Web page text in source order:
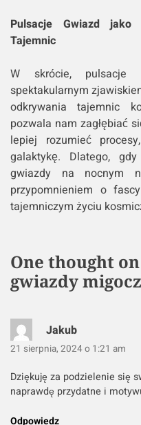
Pulsacje Gwiazd jako
Tajemnic
W skrócie,
spektakularnym
odkrywania tajemnic
pozwala nam zagłębiać
lepiej rozumieć
galaktykę. Dlatego,
gwiazdy na nocnym
przypomnieniem o
tajemniczym życiu
One thought on
gwiazdy
Jakub
21 sierpnia, 2024 o 1:21 am
Dziękuję za podzielenie się
naprawdę przydatne i
Odpowiedz